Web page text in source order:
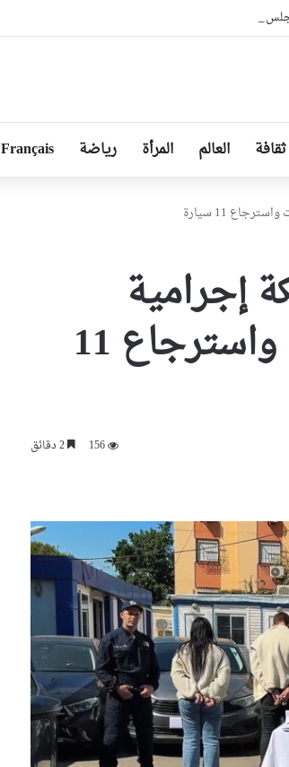
للجمعية الوطنية البيلاروسية
ثقافة العالم المرأة رياضة Français
11 سيارة
إجرامية
مختصة في سرقة المركبات واسترجاع 11
156 2 دقائق